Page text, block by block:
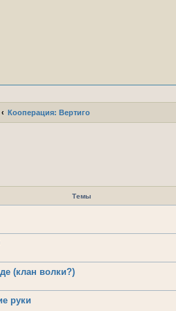
Кооперация: Вертиго
Темы
(клан волки?)
руки